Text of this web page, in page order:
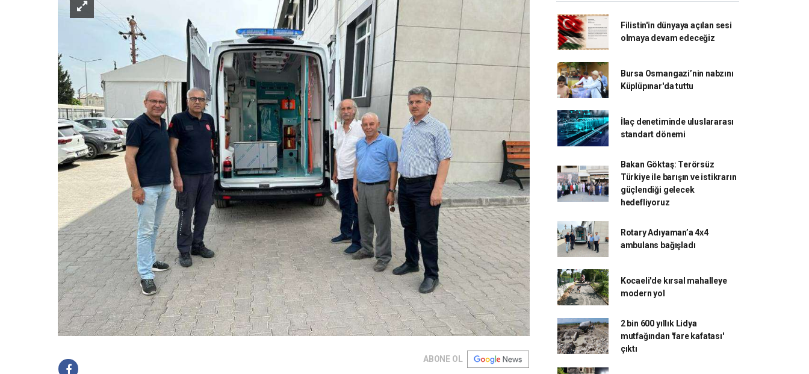
ABONE OL
Filistin'in dünyaya açılan sesi
olmaya devam edeceğiz
Bursa Osmangazi’nin nabzını
Küplüpınar'da tuttu
İlaç denetiminde uluslararası
standart dönemi
Bakan Göktaş: Terörsüz
Türkiye ile barışın ve istikrarın
güçlendiği gelecek
hedefliyoruz
Rotary Adıyaman’a 4x4
ambulans bağışladı
Kocaeli'de kırsal mahalleye
modern yol
2 bin 600 yıllık Lidya
mutfağından 'fare kafatası'
çıktı